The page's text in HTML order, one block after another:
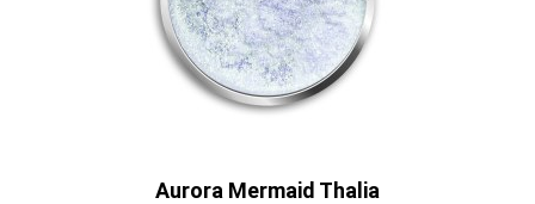
Aurora Mermaid Thalia